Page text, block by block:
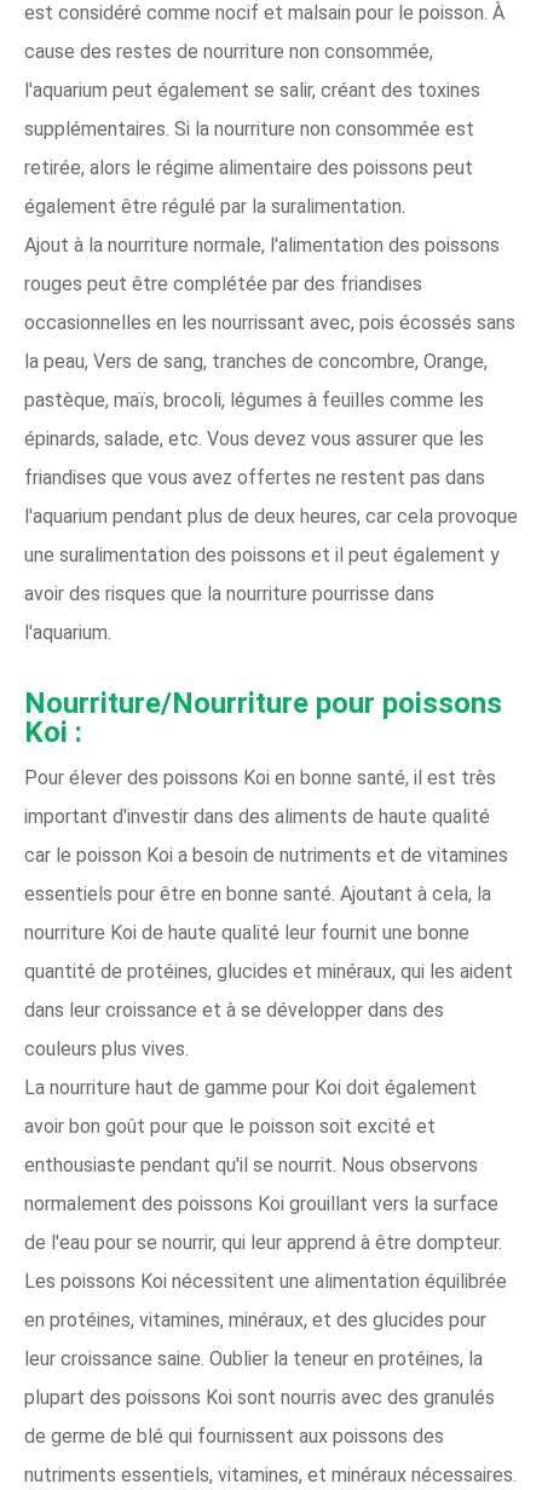
est considéré comme nocif et malsain pour le poisson. À
cause des restes de nourriture non consommée,
l'aquarium peut également se salir, créant des toxines
supplémentaires. Si la nourriture non consommée est
retirée, alors le régime alimentaire des poissons peut
également être régulé par la suralimentation.
Ajout à la nourriture normale, l'alimentation des poissons
rouges peut être complétée par des friandises
occasionnelles en les nourrissant avec, pois écossés sans
la peau, Vers de sang, tranches de concombre, Orange,
pastèque, maïs, brocoli, légumes à feuilles comme les
épinards, salade, etc. Vous devez vous assurer que les
friandises que vous avez offertes ne restent pas dans
l'aquarium pendant plus de deux heures, car cela provoque
une suralimentation des poissons et il peut également y
avoir des risques que la nourriture pourrisse dans
l'aquarium.
Nourriture/Nourriture pour poissons
Koi :
Pour élever des poissons Koi en bonne santé, il est très
important d'investir dans des aliments de haute qualité
car le poisson Koi a besoin de nutriments et de vitamines
essentiels pour être en bonne santé. Ajoutant à cela, la
nourriture Koi de haute qualité leur fournit une bonne
quantité de protéines, glucides et minéraux, qui les aident
dans leur croissance et à se développer dans des
couleurs plus vives.
La nourriture haut de gamme pour Koi doit également
avoir bon goût pour que le poisson soit excité et
enthousiaste pendant qu'il se nourrit. Nous observons
normalement des poissons Koi grouillant vers la surface
de l'eau pour se nourrir, qui leur apprend à être dompteur.
Les poissons Koi nécessitent une alimentation équilibrée
en protéines, vitamines, minéraux, et des glucides pour
leur croissance saine. Oublier la teneur en protéines, la
plupart des poissons Koi sont nourris avec des granulés
de germe de blé qui fournissent aux poissons des
nutriments essentiels, vitamines, et minéraux nécessaires.